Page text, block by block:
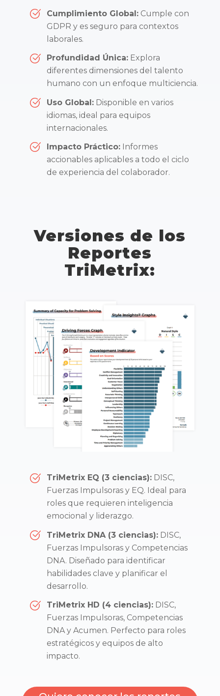
Cumplimiento Global: Cumple con
GDPR y es seguro para contextos
laborales.
Profundidad Única: Explora
diferentes dimensiones del talento
humano con un enfoque multiciencia.
Uso Global: Disponible en varios
idiomas, ideal para equipos
internacionales.
Impacto Práctico: Informes
accionables aplicables a todo el ciclo
de experiencia del colaborador.
Versiones de los
Reportes
TriMetrix:
TriMetrix EQ (3 ciencias): DISC,
Fuerzas Impulsoras y EQ. Ideal para
roles que requieren inteligencia
emocional y liderazgo.
TriMetrix DNA (3 ciencias): DISC,
Fuerzas Impulsoras y Competencias
DNA. Diseñado para identificar
habilidades clave y planificar el
desarrollo.
TriMetrix HD (4 ciencias): DISC,
Fuerzas Impulsoras, Competencias
DNA y Acumen. Perfecto para roles
estratégicos y equipos de alto
impacto.